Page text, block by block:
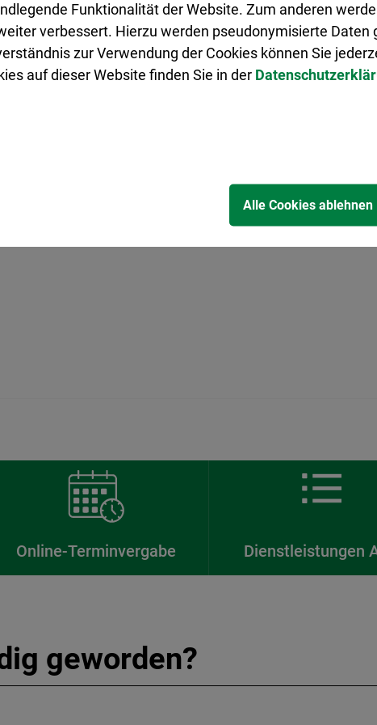
Runde im Vorgartenwettbewerb - Besonders
wieder prämiert)
der Ausbildung“ am 25. Oktober in Herten -
Online-Terminvergabe Dienstleistungen
geworden?
Funktionalität der Website. Zum anderen
verbessert. Hierzu werden pseudonymisierte Daten
zur Verwendung der Cookies können Sie
auf dieser Website finden Sie in der
Alle Cookies ablehnen